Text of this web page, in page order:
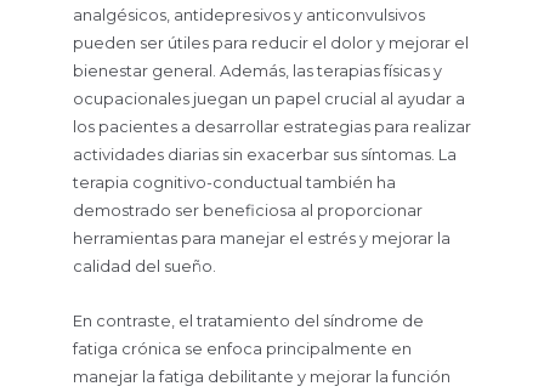
analgésicos, antidepresivos y anticonvulsivos
pueden ser útiles para reducir el dolor y mejorar el
bienestar general. Además, las terapias físicas y
ocupacionales juegan un papel crucial al ayudar a
los pacientes a desarrollar estrategias para realizar
actividades diarias sin exacerbar sus síntomas. La
terapia cognitivo-conductual también ha
demostrado ser beneficiosa al proporcionar
herramientas para manejar el estrés y mejorar la
calidad del sueño.
En contraste, el tratamiento del síndrome de
fatiga crónica se enfoca principalmente en
manejar la fatiga debilitante y mejorar la función